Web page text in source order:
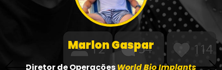
Marlon Gaspar
Diretor de OperaçõesWorld Bio Implants